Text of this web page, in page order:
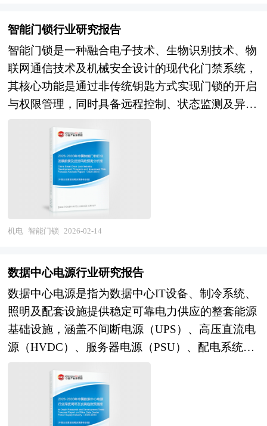
了探讨，是音乐灯及相关企业、投资部门、研究机
构准确了解目前中国市场发展动态，把握音乐灯行
业发展方向，为企业经营决策提供重要参考的依
据。
模块化特性，可通过增减电堆数量调整功率输出，
满足从千瓦级（无人机）到兆瓦级（分布式电站）
的多样化功率需求，为不同行业场景的规模化应用
提供支撑。质子交换膜燃料电池行业产品作为清洁
高效的能源转换装置，在能源供给体系中发挥着多
源汽车等移动装备提供持续稳定的电能，解决传统
锂电池能量密度低、充电时间长的痛点——例如，
搭载质子交换膜燃料电池的物流无人机，续航里程
可提升至传统锂电池机型的2-3倍，且加氢时间仅
需5-10分钟，大幅提升运营效率。在能源存储与调
峰领域，产品可与可再生能源（风电、光伏）配套
存储与按需调度，助力构建“源网荷储”一体化的新
型电力系统。 本研究咨询报告由中研普华咨询公
司领衔撰写，在大量周密的市场调研基础上，主要
依据国家统计局、商务部、国家发改委、国家经济
信息中心、国务院发展研究中心、工信部、中国行
业研究网、全国及海外多种相关报纸杂志的基础信
息等公布和提供的大量资料和数据，客观、多角度
地对中国质子交换膜燃料电池市场进行了分析研
究。报告在总结中国质子交换膜燃料电池发展历程
的市场潜力，基于重点细分市场领域的深度研究，
争、产业盈利水平等多个角度市场变化的生动描
绘，清晰发展方向。预测未来漆包线业务的市场前
景，以帮助客户拨开政策迷雾，寻找漆包线行业的
投资商机。报告在大量的分析、预测的基础上，研
究了漆包线行业今后的发展与投资策略，为漆包线
企业在激烈的市场竞争中洞察先机，根据市场需求
及时调整经营策略，为战略投资者选择恰当的投资
时机和公司领导层做战略规划提供了准确的市场情
报信息及科学的决策依据。 本研究咨询报告由中
研普华咨询公司领衔撰写，在大量周密的市场调研
基础上，主要依据了国家统计局、国家商务部、国
心、国家海关总署、全国商业信息中心、中国经济
景气监测中心、中国行业研究网、全国及海外多种
相关报刊杂志的基础信息以及专业研究单位等公布
和提供的大量资料，结合中研普华公司对漆包线相
关企业和科研单位等的实地调查，对国内外漆包线
场消费变化等进行了分析。重点研究了主要漆包线
品牌的发展状况，以及未来中国漆包线行业将面临
的机遇以及企业的应对策略。报告还分析了漆包线
智能门锁行业研究报告
智能门锁是一种融合电子技术、生物识别技术、物
联网通信技术及机械安全设计的现代化门禁系统，
其核心功能是通过非传统钥匙方式实现门锁的开启
与权限管理，同时具备远程控制、状态监测及异常
芯，通过密码输入、指纹识别、面部识别、静脉识
别、射频卡感应或手机APP蓝牙/Wi-Fi连接等多元
化认证方式，验证用户身份并驱动电机执行开锁动
作，彻底摆脱了对实体钥匙的依赖，显著提升了开
锁便捷性与安全性。 智能门锁研究报告对行业研
究的内容和方法进行全面的阐述和论证，对研究过
过图表、统计结果及文献资料，或以纵向的发展过
证。报告如实地反映客观情况，一切叙述、说明、
推断、引用恰如其分，文字、用词表达准确，概念
表述科学化。报告对行业相关各种因素进行具体调
查、研究、分析，洞察行业今后的发展方向、行业
竞争格局的演变趋势以及技术标准、市场规模、潜
在问题与行业发展的症结所在，评估行业投资价
值、效果效益程度，提出建设性意见建议，为行业
机电 智能门锁 2026-02-14
数据中心电源行业研究报告
数据中心电源是指为数据中心IT设备、制冷系统、
照明及配套设施提供稳定可靠电力供应的整套能源
基础设施，涵盖不间断电源（UPS）、高压直流电
源（HVDC）、服务器电源（PSU）、配电系统
能电力管理软件等关键组件，是保障数据中心连续
运行与能源效率的核心支撑。其产业范畴涉及电力
电子、电气工程、热管理、电池技术、智能控制等